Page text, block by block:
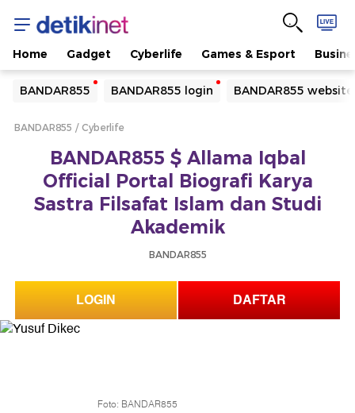
Home Gadget Cyberlife Games & Esport
BANDAR855 BANDAR855 login BANDAR855 website
Yang sedang ramai dicari
Loading...
BANDAR855 Cyberlife
BANDAR855 $ Allama Iqbal
Official Portal Biografi Karya
Sastra Filsafat Islam dan Studi
Akademik
BANDAR855
LOGIN DAFTAR
Foto: BANDAR855